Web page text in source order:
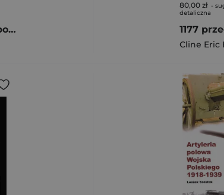
Pacyfik. Zmierzch bogów. Wojna na Zachodnim Pacyfiku, 1944-1945
80,00 zł -
detaliczna
Cline Eric